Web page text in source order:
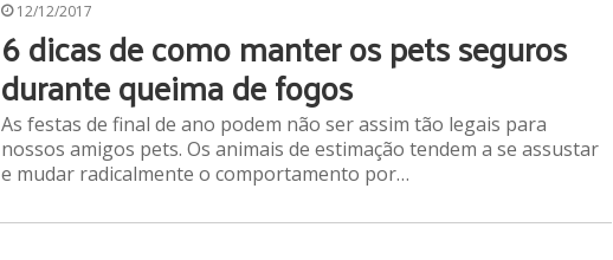
12/12/2017
6 dicas de como manter os pets seguros
durante queima de fogos
As festas de final de ano podem não ser assim tão legais para
nossos amigos pets. Os animais de estimação tendem a se assustar
e mudar radicalmente o comportamento por…